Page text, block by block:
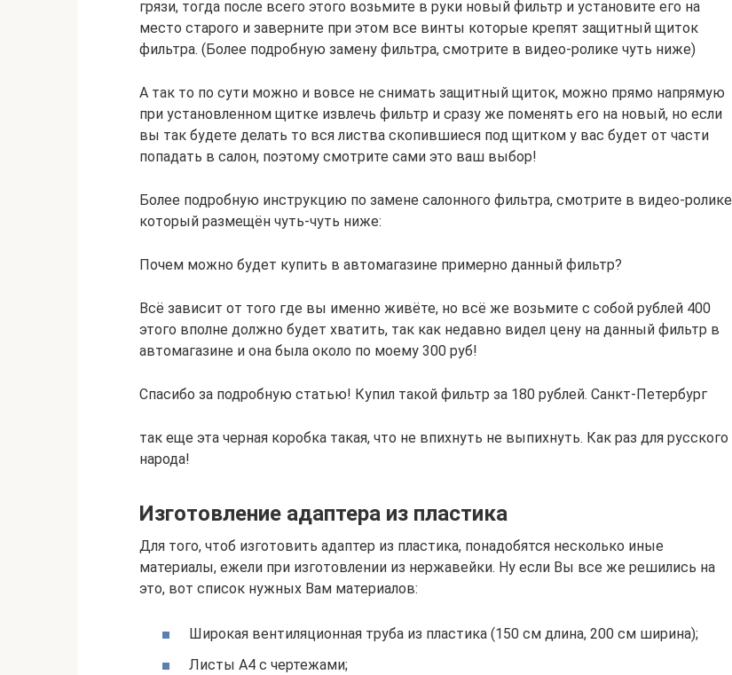
грязи, тогда после всего этого возьмите в руки новый фильтр и установите его на
место старого и заверните при этом все винты которые крепят защитный щиток
фильтра. (Более подробную замену фильтра, смотрите в видео-ролике чуть ниже)
А так то по сути можно и вовсе не снимать защитный щиток, можно прямо напрямую
при установленном щитке извлечь фильтр и сразу же поменять его на новый, но если
вы так будете делать то вся листва скопившиеся под щитком у вас будет от части
попадать в салон, поэтому смотрите сами это ваш выбор!
Более подробную инструкцию по замене салонного фильтра, смотрите в видео-ролике
который размещён чуть-чуть ниже:
Почем можно будет купить в автомагазине примерно данный фильтр?
Всё зависит от того где вы именно живёте, но всё же возьмите с собой рублей 400
этого вполне должно будет хватить, так как недавно видел цену на данный фильтр в
автомагазине и она была около по моему 300 руб!
Спасибо за подробную статью! Купил такой фильтр за 180 рублей. Санкт-Петербург
так еще эта черная коробка такая, что не впихнуть не выпихнуть. Как раз для русского
народа!
Изготовление адаптера из пластика
Для того, чтоб изготовить адаптер из пластика, понадобятся несколько иные
материалы, ежели при изготовлении из нержавейки. Ну если Вы все же решились на
это, вот список нужных Вам материалов:
Широкая вентиляционная труба из пластика (150 см длина, 200 см ширина);
Листы А4 с чертежами;